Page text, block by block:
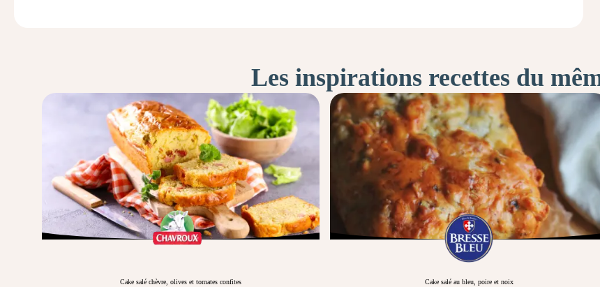
Les inspirations recettes du
Cake salé chèvre, olives et tomates confites Cake salé au bleu, poire et noix